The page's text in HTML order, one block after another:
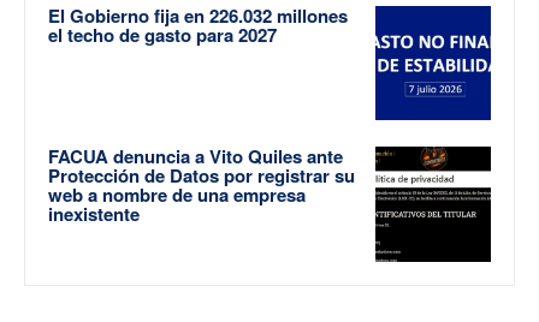
El Gobierno fija en 226.032 millones
el techo de gasto para 2027
FACUA denuncia a Vito Quiles ante
Protección de Datos por registrar su
web a nombre de una empresa
inexistente